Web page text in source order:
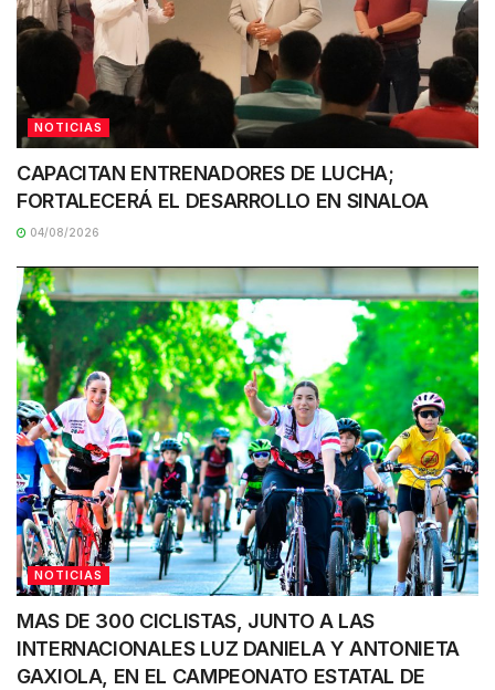
NOTICIAS
CAPACITAN ENTRENADORES DE LUCHA;
FORTALECERÁ EL DESARROLLO EN SINALOA
04/08/2026
NOTICIAS
MAS DE 300 CICLISTAS, JUNTO A LAS
INTERNACIONALES LUZ DANIELA Y ANTONIETA
GAXIOLA, EN EL CAMPEONATO ESTATAL DE